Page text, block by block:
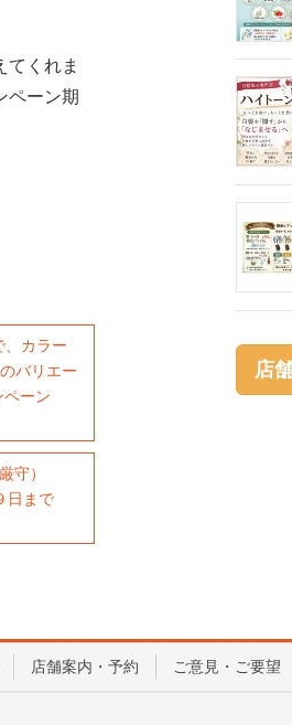
てくれま
ペーン期
、カラー
バリエー
ーン
守）
日まで
店
店舗案内・予約 ご意見・ご要望